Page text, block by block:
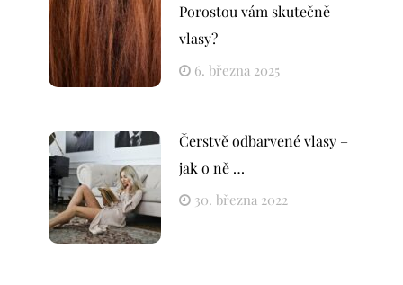
Porostou vám skutečně
vlasy?
6. března 2025
Čerstvě odbarvené vlasy –
jak o ně …
30. března 2022